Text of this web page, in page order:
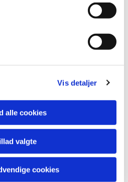
Vis detaljer
alle cookies
valgte
cookies